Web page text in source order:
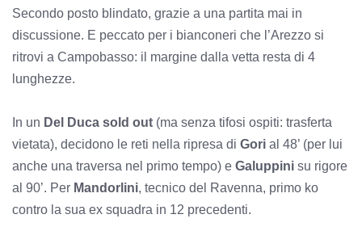
Secondo posto blindato, grazie a una partita mai in
discussione. E peccato per i bianconeri che l’Arezzo si
ritrovi a Campobasso: il margine dalla vetta resta di 4
lunghezze.
In un Del Duca sold out (ma senza tifosi ospiti: trasferta
vietata), decidono le reti nella ripresa di Gori al 48’ (per lui
anche una traversa nel primo tempo) e Galuppini su rigore
al 90’. Per Mandorlini, tecnico del Ravenna, primo ko
contro la sua ex squadra in 12 precedenti.